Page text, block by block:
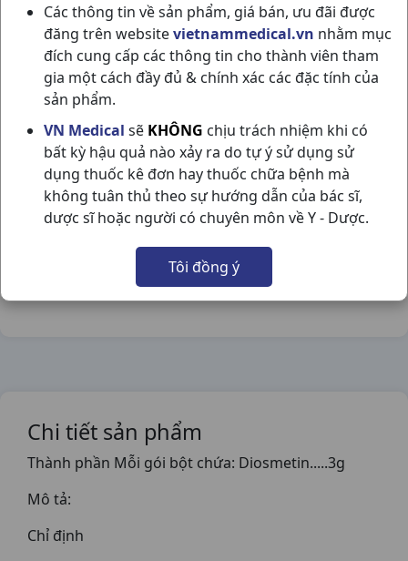
Các thông tin về sản phẩm, giá bán, ưu đãi được
đăng trên websitevietnammedical.vn nhằm mục
đích cung cấp các thông tin cho thành viên tham
gia một cách đầy đủ & chính xác các đặc tính của
sản phẩm.
VN Medical sẽ KHÔNG chịu trách nhiệm khi có
bất kỳ hậu quả nào xảy ra do tự ý sử dụng sử
dụng thuốc kê đơn hay thuốc chữa bệnh mà
không tuân thủ theo sự hướng dẫn của bác sĩ,
dược sĩ hoặc người có chuyên môn về Y - Dược.
Tôi đồng ý
SMETSTAD 3G H30G3,76GR STELLA
NSX:Stella
Nhóm hàng:Tiêu Hóa - Gan - Mật - Thận,
Chia sẻ qua mạng xã hội:
Chi tiết sản phẩm
Thành phần Mỗi gói bột chứa: Diosmetin.....3g
Mô tả:
Chỉ định